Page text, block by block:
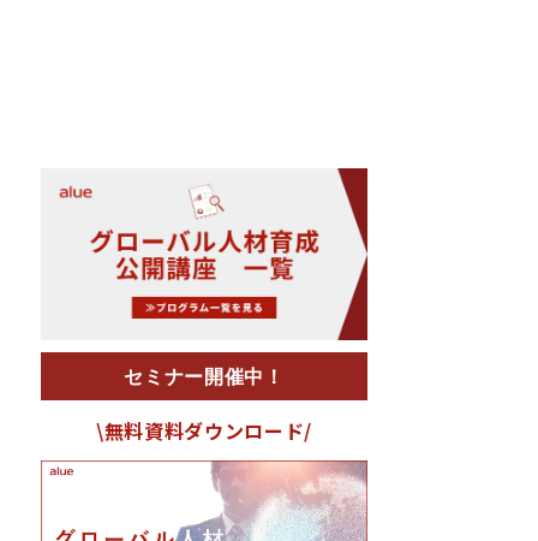
セミナー開催中！
\無料資料ダウンロード/